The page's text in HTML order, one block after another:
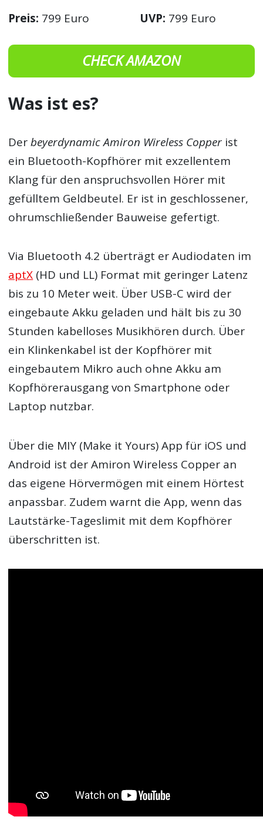
Preis: 799 Euro UVP: 799 Euro
CHECK AMAZON
Was ist es?
Derbeyerdynamic Amiron Wireless Copper ist
ein Bluetooth-Kopfhörer mit exzellentem
Klang für den anspruchsvollen Hörer mit
gefülltem Geldbeutel. Er ist in geschlossener,
ohrumschließender Bauweise gefertigt.
Via Bluetooth 4.2 überträgt er Audiodaten im
aptX (HD und LL) Format mit geringer Latenz
bis zu 10 Meter weit. Über USB-C wird der
eingebaute Akku geladen und hält bis zu 30
Stunden kabelloses Musikhören durch. Über
ein Klinkenkabel ist der Kopfhörer mit
eingebautem Mikro auch ohne Akku am
Kopfhörerausgang von Smartphone oder
Laptop nutzbar.
Über die MIY (Make it Yours) App für iOS und
Android ist der Amiron Wireless Copper an
das eigene Hörvermögen mit einem Hörtest
anpassbar. Zudem warnt die App, wenn das
Lautstärke-Tageslimit mit dem Kopfhörer
überschritten ist.